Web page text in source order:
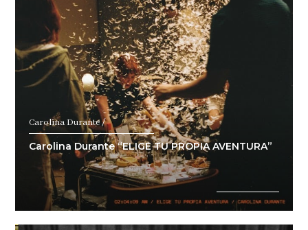
Carolina Durante /
Carolina Durante “ELIGE TU PROPIA AVENTURA”